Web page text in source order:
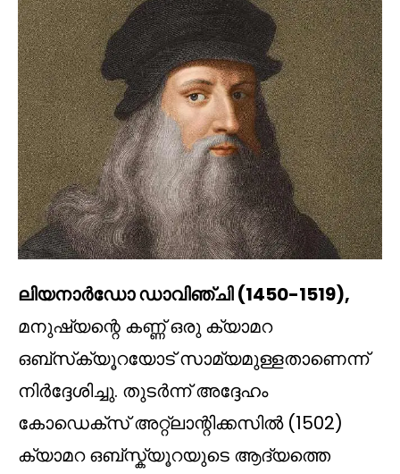
ലിയനാർഡോ ഡാവിഞ്ചി (1450-1519),
മനുഷ്യന്റെ കണ്ണ് ഒരു ക്യാമറ
ഒബ്‌സ്‌ക്യൂറയോട് സാമ്യമുള്ളതാണെന്ന്
നിർദ്ദേശിച്ചു. തുടർന്ന് അദ്ദേഹം
കോഡെക്സ് അറ്റ്ലാന്റിക്കസിൽ (1502)
ക്യാമറ ഒബ്സ്ക്യൂറയുടെ ആദ്യത്തെ